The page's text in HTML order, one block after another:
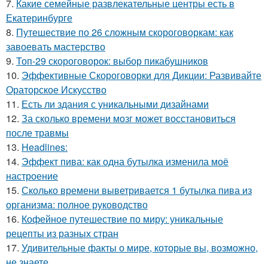
7. Какие семейные развлекательные центры есть в
Екатеринбурге
8. Путешествие по 26 сложным скороговоркам: как
завоевать мастерство
9. Топ-29 скороговорок: выбор пикабушников
10. Эффективные Скороговорки для Дикции: Развивайте
Ораторское Искусство
11. Есть ли здания с уникальными дизайнами
12. За сколько времени мозг может восстановиться
после травмы
13. Headlines:
14. Эффект пива: как одна бутылка изменила моё
настроение
15. Сколько времени выветривается 1 бутылка пива из
организма: полное руководство
16. Кофейное путешествие по миру: уникальные
рецепты из разных стран
17. Удивительные факты о мире, которые вы, возможно,